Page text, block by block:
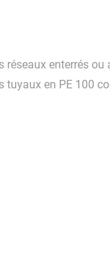
enterrés ou
tuyaux en PE 100